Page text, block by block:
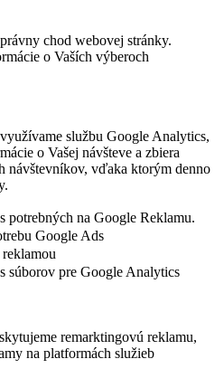
chod webovej stránky.
o Vaších výberoch
službu Google Analytics,
o Vašej návšteve a zbiera
návštevníkov, vďaka ktorým denno
potrebných na Google Reklamu.
Google Ads
súborov pre Google Analytics
remarktingovú reklamu,
na platformách služieb